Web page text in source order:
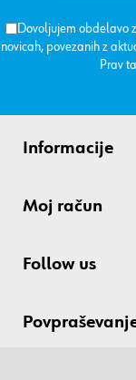
Dovoljujem obdelavo
novicah, povezanih z
Prav
Informacije
Moj račun
Follow us